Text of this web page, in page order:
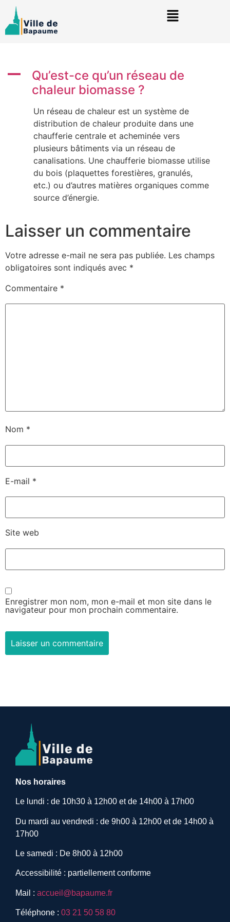
A
Qu’est-ce qu’un réseau de
chaleur biomasse ?
Un réseau de chaleur est un système de
distribution de chaleur produite dans une
chaufferie centrale et acheminée vers
plusieurs bâtiments via un réseau de
canalisations. Une chaufferie biomasse utilise
du bois (plaquettes forestières, granulés,
etc.) ou d’autres matières organiques comme
source d’énergie.
Laisser un commentaire
Votre adresse e-mail ne sera pas publiée. Les champs
obligatoires sont indiqués avec *
Commentaire *
Nom *
E-mail *
Site web
Enregistrer mon nom, mon e-mail et mon site dans le
navigateur pour mon prochain commentaire.
Nos horaires
Le lundi : de 10h30 à 12h00 et de 14h00 à 17h00
Du mardi au vendredi : de 9h00 à 12h00 et de 14h00 à
17h00
Le samedi : De 8h00 à 12h00
Accessibilité : partiellement conforme
Mail : accueil@bapaume.fr
Téléphone : 03 21 50 58 80